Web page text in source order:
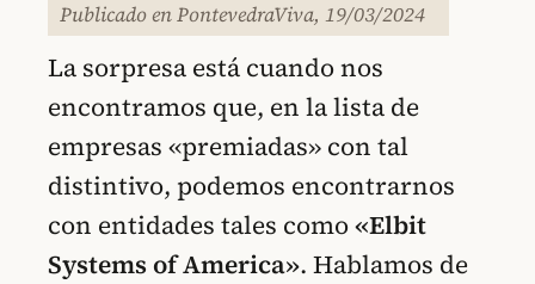
Publicado en PontevedraViva, 19/03/2024
La sorpresa está cuando nos
encontramos que, en la lista de
empresas «premiadas» con tal
distintivo, podemos encontrarnos
con entidades tales como«Elbit
Systems of America». Hablamos de